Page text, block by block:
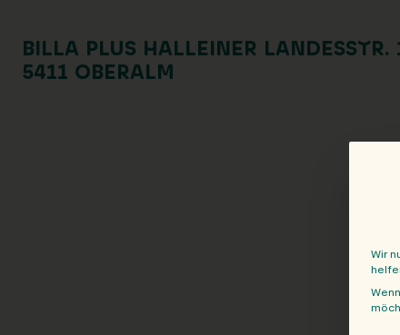
BILLA PLUS HALLEINER LANDESSTR.
5411 OBERALM
Wir